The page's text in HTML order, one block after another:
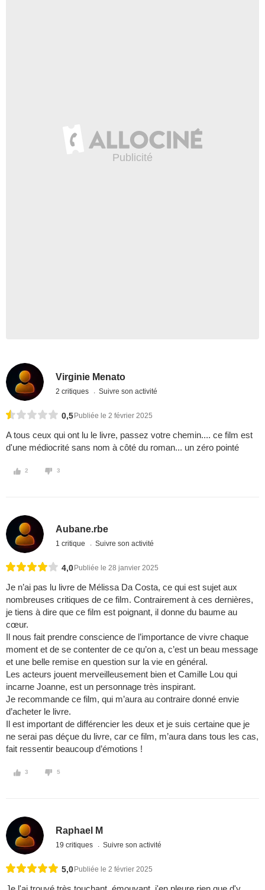
Virginie Menato
2 critiques Suivre son activité
0,5 Publiée le 2 février 2025
A tous ceux qui ont lu le livre, passez votre chemin.... ce film est
d'une médiocrité sans nom à côté du roman... un zéro pointé
2 3
Aubane.rbe
1 critique Suivre son activité
4,0 Publiée le 28 janvier 2025
Je n’ai pas lu livre de Mélissa Da Costa, ce qui est sujet aux
nombreuses critiques de ce film. Contrairement à ces dernières,
je tiens à dire que ce film est poignant, il donne du baume au
cœur.
Il nous fait prendre conscience de l’importance de vivre chaque
moment et de se contenter de ce qu’on a, c’est un beau message
et une belle remise en question sur la vie en général.
Les acteurs jouent merveilleusement bien et Camille Lou qui
incarne Joanne, est un personnage très inspirant.
Je recommande ce film, qui m’aura au contraire donné envie
d’acheter le livre.
Il est important de différencier les deux et je suis certaine que je
ne serai pas déçue du livre, car ce film, m’aura dans tous les cas,
fait ressentir beaucoup d’émotions !
3 5
Raphael M
19 critiques Suivre son activité
5,0 Publiée le 2 février 2025